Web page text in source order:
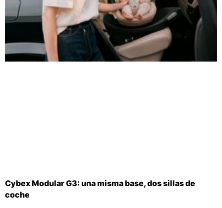
Cybex Modular G3: una misma base, dos sillas de
coche